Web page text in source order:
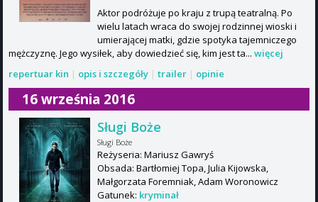
Aktor podróżuje po kraju z trupą teatralną. Po
wielu latach wraca do swojej rodzinnej wioski i
umierającej matki, gdzie spotyka tajemniczego
mężczyznę. Jego wysiłek, aby dowiedzieć się, kim jest ta... więcej
repertuar kin | opis i szczegóły | trailer | opinie
16 września 2016
Sługi Boże
Sługi Boże
Reżyseria: Mariusz Gawryś
Obsada: Bartłomiej Topa, Julia Kijowska,
Małgorzata Foremniak, Adam Woronowicz
Gatunek: kryminał